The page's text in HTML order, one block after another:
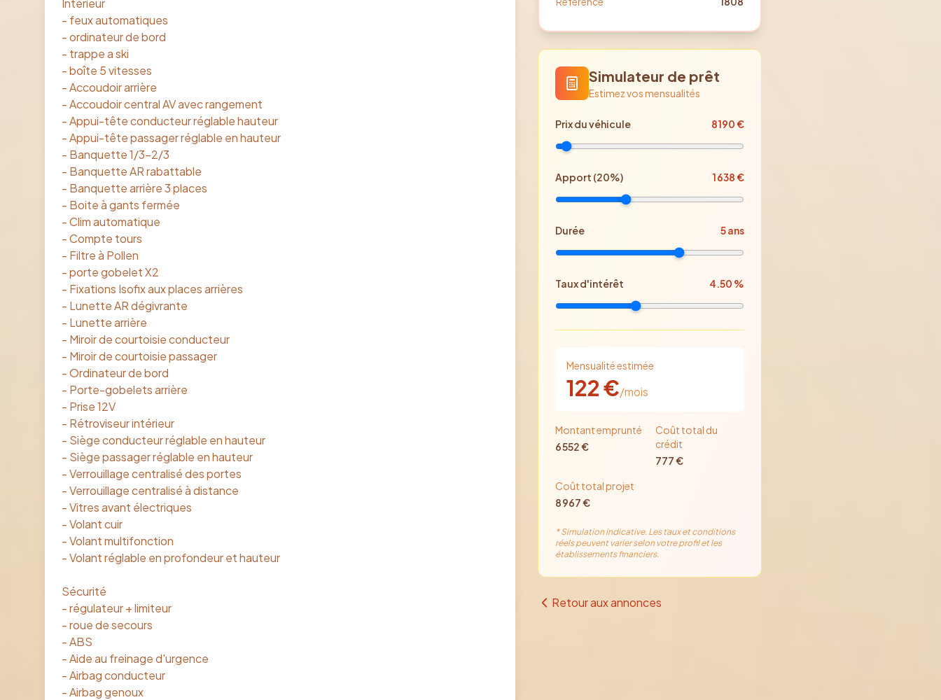
Intérieur
- feux automatiques
- ordinateur de bord
- trappe a ski
- boîte 5 vitesses
- Accoudoir arrière
- Accoudoir central AV avec rangement
- Appui-tête conducteur réglable hauteur
- Appui-tête passager réglable en hauteur
- Banquette 1/3-2/3
- Banquette AR rabattable
- Banquette arrière 3 places
- Boite à gants fermée
- Clim automatique
- Compte tours
- Filtre à Pollen
- porte gobelet X2
- Fixations Isofix aux places arrières
- Lunette AR dégivrante
- Lunette arrière
- Miroir de courtoisie conducteur
- Miroir de courtoisie passager
- Ordinateur de bord
- Porte-gobelets arrière
- Prise 12V
- Rétroviseur intérieur
- Siège conducteur réglable en hauteur
- Siège passager réglable en hauteur
- Verrouillage centralisé des portes
- Verrouillage centralisé à distance
- Vitres avant électriques
- Volant cuir
- Volant multifonction
- Volant réglable en profondeur et hauteur
Sécurité
- régulateur + limiteur
- roue de secours
- ABS
- Aide au freinage d'urgence
- Airbag conducteur
- Airbag genoux
Simulateur de prêt
Estimez vos mensualités
Prixdu véhicule 8 190€
Apport (20%) 1 638€
Durée 5ans
Taux d'intérêt 4.50 %
Mensualité estimée
122€/mois
Montant emprunté
6 552€
Coût total du
crédit
777€
Coût total projet
8 967€
* Simulation indicative. Les taux et conditions
réels peuvent varier selon votre profil et les
établissements financiers.
Retour aux annonces